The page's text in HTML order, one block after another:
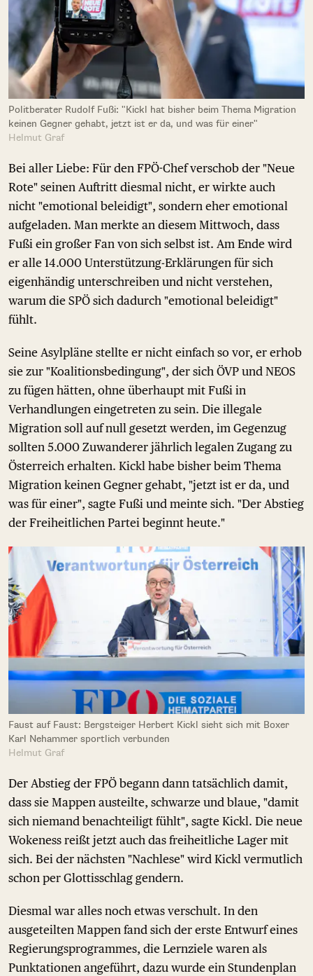
Politberater Rudolf Fußi: "Kickl hat bisher beim Thema Migration
keinen Gegner gehabt, jetzt ist er da, und was für einer"
Helmut Graf
Bei aller Liebe: Für den FPÖ-Chef verschob der "Neue
Rote" seinen Auftritt diesmal nicht, er wirkte auch
nicht "emotional beleidigt", sondern eher emotional
aufgeladen. Man merkte an diesem Mittwoch, dass
Fußi ein großer Fan von sich selbst ist. Am Ende wird
er alle 14.000 Unterstützung-Erklärungen für sich
eigenhändig unterschreiben und nicht verstehen,
warum die SPÖ sich dadurch "emotional beleidigt"
fühlt.
Seine Asylpläne stellte er nicht einfach so vor, er erhob
sie zur "Koalitionsbedingung", der sich ÖVP und NEOS
zu fügen hätten, ohne überhaupt mit Fußi in
Verhandlungen eingetreten zu sein. Die illegale
Migration soll auf null gesetzt werden, im Gegenzug
sollten 5.000 Zuwanderer jährlich legalen Zugang zu
Österreich erhalten. Kickl habe bisher beim Thema
Migration keinen Gegner gehabt, "jetzt ist er da, und
was für einer", sagte Fußi und meinte sich. "Der Abstieg
der Freiheitlichen Partei beginnt heute."
Faust auf Faust: Bergsteiger Herbert Kickl sieht sich mit Boxer
Karl Nehammer sportlich verbunden
Helmut Graf
Der Abstieg der FPÖ begann dann tatsächlich damit,
dass sie Mappen austeilte, schwarze und blaue, "damit
sich niemand benachteiligt fühlt", sagte Kickl. Die neue
Wokeness reißt jetzt auch das freiheitliche Lager mit
sich. Bei der nächsten "Nachlese" wird Kickl vermutlich
schon per Glottisschlag gendern.
Diesmal war alles noch etwas verschult. In den
ausgeteilten Mappen fand sich der erste Entwurf eines
Regierungsprogrammes, die Lernziele waren als
Punktationen angeführt, dazu wurde ein Stundenplan